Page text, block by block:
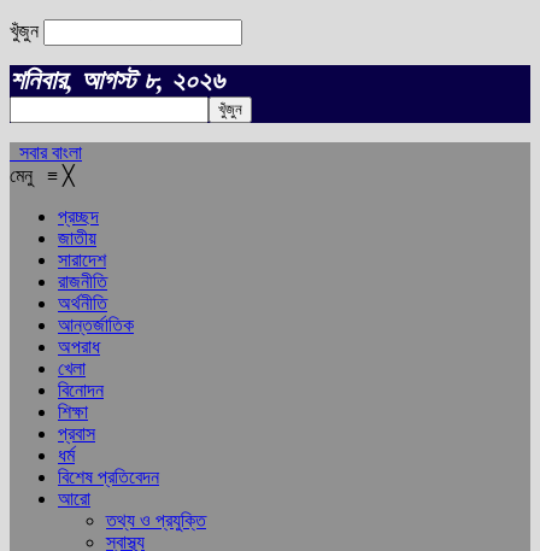
খুঁজুন
শনিবার, আগস্ট ৮, ২০২৬
সবার বাংলা
মেনু ≡ ╳
প্রচ্ছদ
জাতীয়
সারাদেশ
রাজনীতি
অর্থনীতি
আন্তর্জাতিক
অপরাধ
খেলা
বিনোদন
শিক্ষা
প্রবাস
ধর্ম
বিশেষ প্রতিবেদন
আরো
তথ্য ও প্রযুক্তি
স্বাস্থ্য